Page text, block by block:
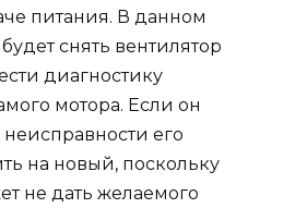
питания. В данном
снять вентилятор
диагностику
мотора. Если он
его
на новый, поскольку
не дать желаемого